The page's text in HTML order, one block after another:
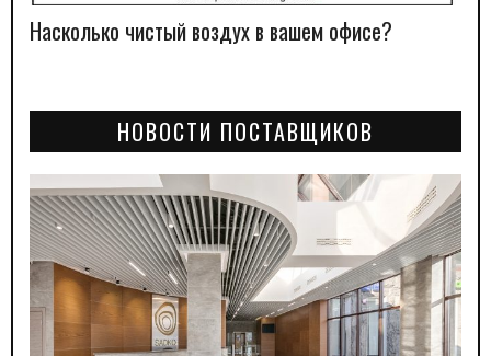
Насколько чистый воздух в вашем офисе?
НОВОСТИ ПОСТАВЩИКОВ